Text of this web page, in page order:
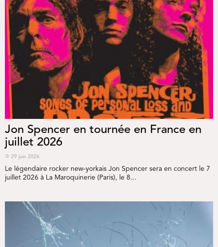
Jon Spencer en tournée en France en
juillet 2026
29 juin 2026
Le légendaire rocker new-yorkais Jon Spencer sera en concert le 7
juillet 2026 à La Maroquinerie (Paris), le 8...